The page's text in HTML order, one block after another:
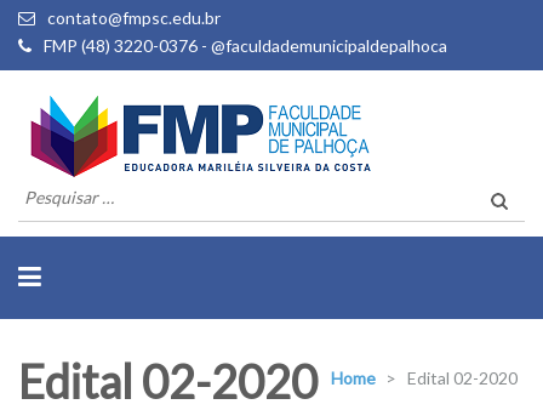
contato@fmpsc.edu.br
FMP (48) 3220-0376 - @faculdademunicipaldepalhoca
Pesquisar
por:
Edital 02-2020 Home > Edital 02-2020